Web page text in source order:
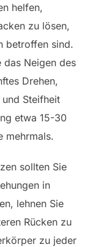
helfen,
zu lösen,
betroffen sind.
das Neigen des
Drehen,
Steifheit
etwa 15-30
mehrmals.
sollten Sie
in
lehnen Sie
Rücken zu
zu jeder